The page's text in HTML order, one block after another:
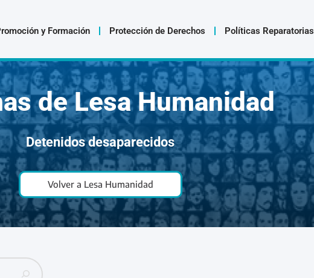
y Formación Protección de Derechos Políticas Reparatorias
de Lesa Humanidad
Detenidos desaparecidos
Volver a Lesa Humanidad